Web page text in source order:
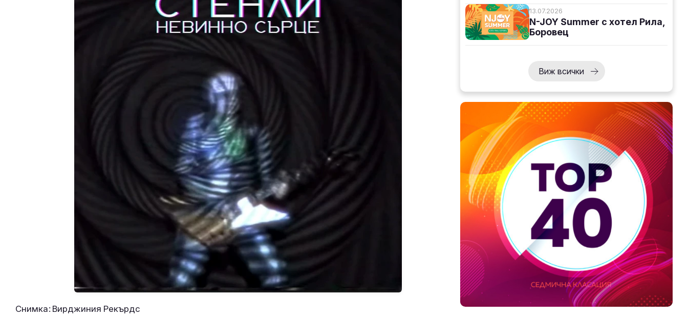
Снимка: Вирджиния Рекърдс
13.07.2026
N-JOY Summer с хотел Рила,
Боровец
Виж всички